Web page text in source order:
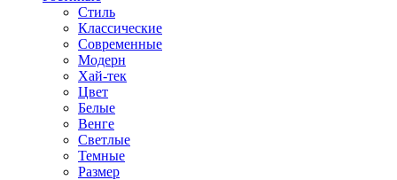
Стиль
Классические
Современные
Модерн
Хай-тек
Цвет
Белые
Венге
Светлые
Темные
Размер